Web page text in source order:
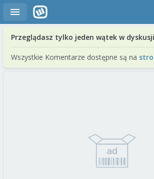
Przeglądasz tylko jeden wątek w
Wszystkie Komentarze dostępne są na